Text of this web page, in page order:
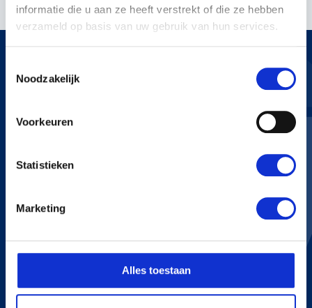
informatie die u aan ze heeft verstrekt of die ze hebben
verzameld op basis van uw gebruik van hun services.
Noodzakelijk
Voorkeuren
Statistieken
Marketing
Alles toestaan
+31 165 534 222
info@kerstensvoeten.nl